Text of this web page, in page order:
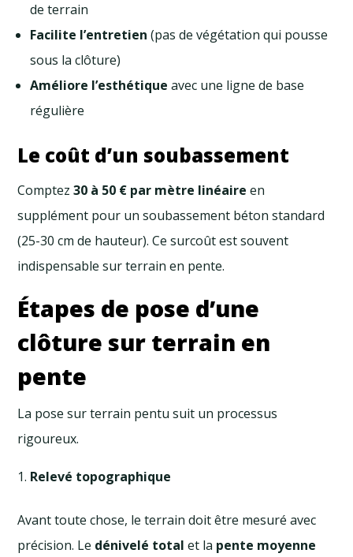
de terrain
Facilite l’entretien (pas de végétation qui pousse
sous la clôture)
Améliore l’esthétique avec une ligne de base
régulière
Le coût d’un soubassement
Comptez30 à 50 € par mètre linéaire en
supplément pour un soubassement béton standard
(25-30 cm de hauteur). Ce surcoût est souvent
indispensable sur terrain en pente.
Étapes de pose d’une
clôture sur terrain en
pente
La pose sur terrain pentu suit un processus
rigoureux.
Relevé topographique
Avant toute chose, le terrain doit être mesuré avec
précision. Le dénivelé total et la pente moyenne